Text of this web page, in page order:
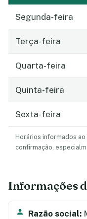
Segunda-feira
Terça-feira
Quarta-feira
Quinta-feira
Sexta-feira
Horários informados
confirmação,
Informações
Razão social: